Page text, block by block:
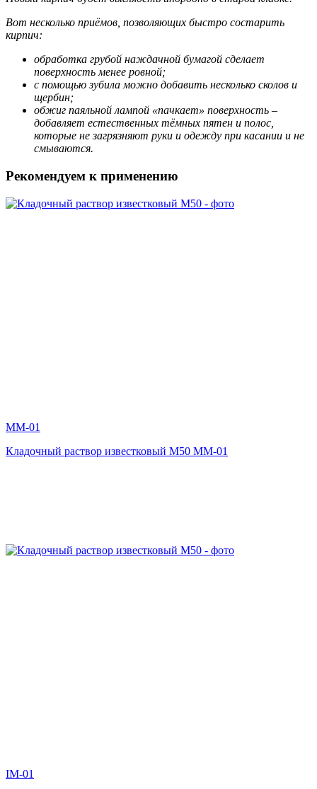
Вот несколько приёмов, позволяющих быстро состарить
кирпич:
обработка грубой наждачной бумагой сделает
поверхность менее ровной;
с помощью зубила можно добавить несколько сколов и
щербин;
обжиг паяльной лампой «пачкает» поверхность –
добавляет естественных тёмных пятен и полос,
которые не загрязняют руки и одежду при касании и не
смываются.
Рекомендуем к применению
MM-01
Кладочный раствор известковый М50 MM-01
IM-01